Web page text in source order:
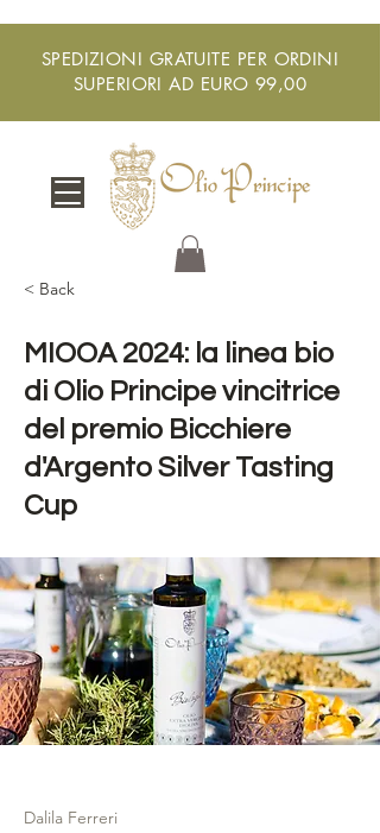
SPEDIZIONI GRATUITE PER ORDINI
SUPERIORI AD EURO 99,00
< Back
MIOOA 2024: la linea bio
di Olio Principe vincitrice
del premio Bicchiere
d'Argento Silver Tasting
Cup
Dalila Ferreri